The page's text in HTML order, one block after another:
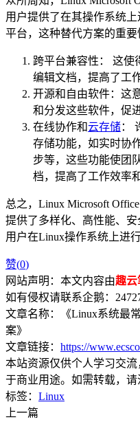
用户提供了在其操作系统
平台，这种替代方案的重要
跨平台兼容性： 这使
编辑文档，提高了工
开源和自由软件：这
和分发这些软件，促
在线协作和云存储：
存储功能，如实时协
步等，这些功能使团
档，提高了工作效率
总之，Linux Microsoft
提供了多样化、高性能、
用户在Linux操作系统上进
赞(0)
网站声明：本文内容由趣云
如有侵权请联系企鹅：
文章名称：《Linux系统最
案》
文章链接： https://
本站资源仅供个人学习交
于商业用途。如需转载，请
标签： Linux
上一篇